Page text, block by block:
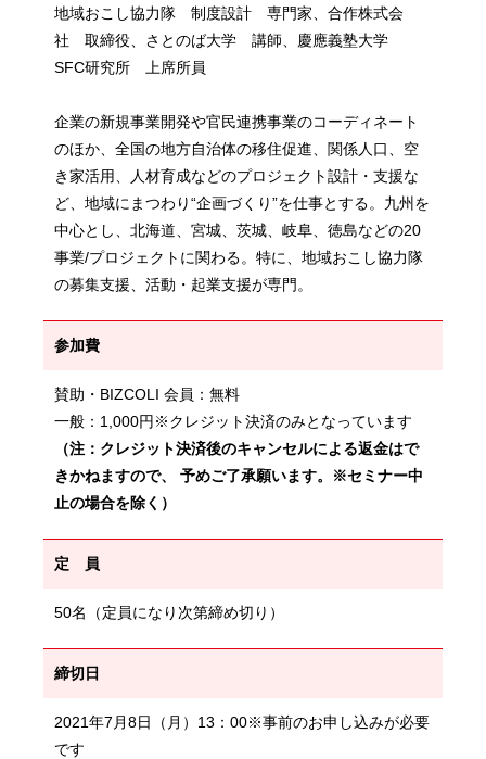
地域おこし協力隊 制度設計 専門家、合作株式会
社 取締役、さとのば大学 講師、慶應義塾大学
SFC研究所 上席所員
企業の新規事業開発や官民連携事業のコーディネート
のほか、全国の地方自治体の移住促進、関係人口、空
き家活用、人材育成などのプロジェクト設計・支援な
ど、地域にまつわり“企画づくり”を仕事とする。九州を
中心とし、北海道、宮城、茨城、岐阜、徳島などの20
事業/プロジェクトに関わる。特に、地域おこし協力隊
の募集支援、活動・起業支援が専門。
参加費
賛助・BIZCOLI 会員：無料
一般：1,000円※クレジット決済のみとなっています
（注：クレジット決済後のキャンセルによる返金はで
きかねますので、 予めご了承願います。※セミナー中
止の場合を除く）
定 員
50名（定員になり次第締め切り）
締切日
2021年7月8日（月）13：00※事前のお申し込みが必要
です